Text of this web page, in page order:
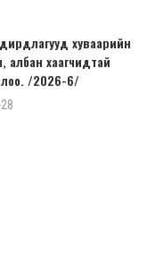
хуваарийн
албан хаагчидтай
/2026-6/